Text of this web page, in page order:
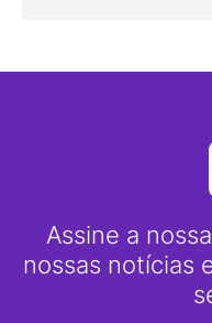
Assine a
nossas notícias